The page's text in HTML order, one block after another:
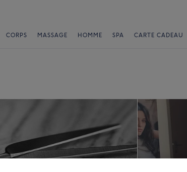
CORPS MASSAGE HOMME SPA CARTE CADEAU